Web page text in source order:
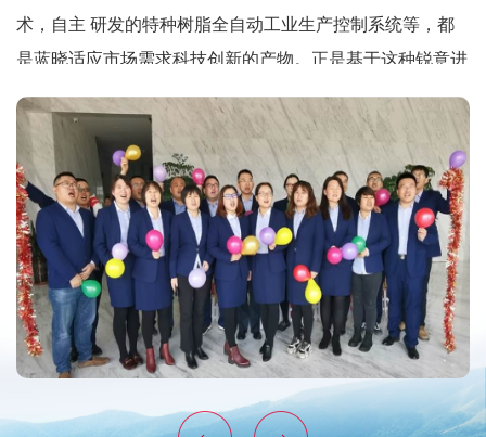
术，自主 研发的特种树脂全自动工业生产控制系统等，都
是蓝晓适应市场需求科技创新的产物。正是基于这种锐意进
取，开拓创新，蓝晓突破了离子交换树脂传统的应用领域，
开发了食品、制药、环保、生物医药及中药现代化等多个领
域的全新市场。蓝晓建立了“功能吸附材料研究中心”和“特种
树脂生产工厂”，蓝晓的研发实力、特种树脂生产水平在全
国同行业首屈一指。蓝晓产品推动相关产业的技术进步，为
提升食品、制药、生物医药产业领域国际产品竞争力做出了
不可忽视的贡献。
蓝晓坚信成功来自于根植在创新的专业精神。蓝晓以优
异的市场业绩，和谐的客户关系，迅猛的发展速度，演绎了
这样一个核心理念。因为专业，蓝晓科技在短短的十年内成